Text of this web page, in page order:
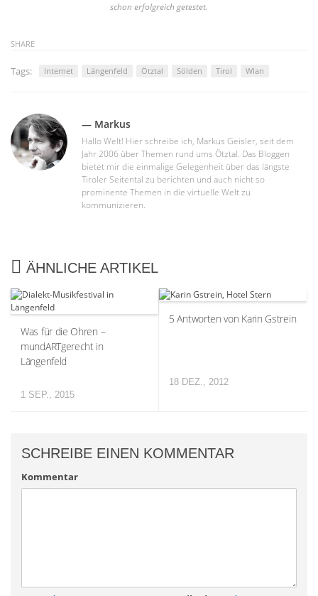
schon erfolgreich getestet.
SHARE
Tags: Internet Längenfeld Ötztal Sölden Tirol Wlan
— Markus
Hallo Welt! Hier schreibe ich, Markus Geisler, seit dem
Jahr 2006 über Themen rund ums Ötztal. Das Bloggen
bietet mir die einmalige Gelegenheit über das längste
Tiroler Seitental zu berichten und auch nicht so
prominente Themen in die virtuelle Welt zu
kommunizieren.
ÄHNLICHE ARTIKEL
Was für die Ohren –
mundARTgerecht in
Längenfeld
1 SEP., 2015
5 Antworten von Karin Gstrein
18 DEZ., 2012
SCHREIBE EINEN KOMMENTAR
Kommentar